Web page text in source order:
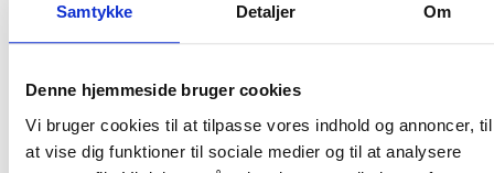
Samtykke Detaljer Om
Denne hjemmeside bruger cookies
Vi bruger cookies til at tilpasse vores indhold og annoncer, til
at vise dig funktioner til sociale medier og til at analysere
For afledning med
tilslutningsmulighed
og tag- og
overfladevand